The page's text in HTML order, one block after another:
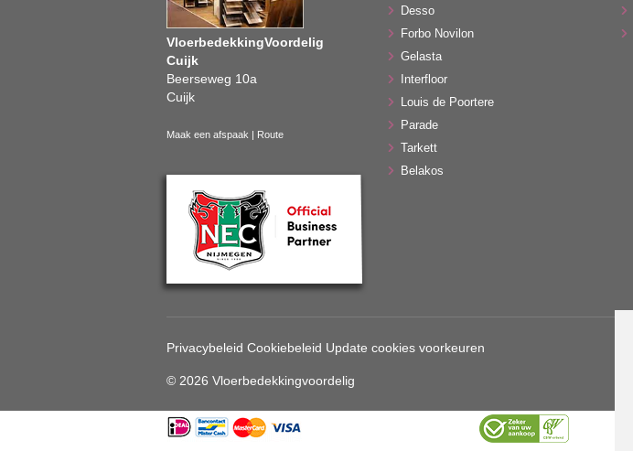
VloerbedekkingVoordelig
Cuijk
Beerseweg 10a
Cuijk
Maak een afspaak | Route
Desso
Forbo Novilon
Gelasta
Interfloor
Louis de Poortere
Parade
Tarkett
Belakos
Privacybeleid Cookiebeleid Update cookies voorkeuren
© 2026 Vloerbedekkingvoordelig